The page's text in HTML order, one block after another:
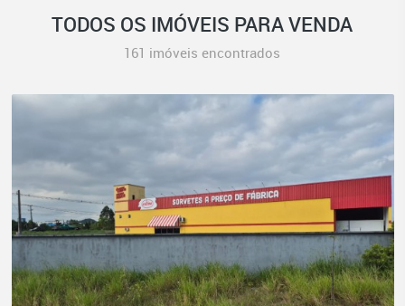
TODOS OS IMÓVEIS PARA VENDA
161 imóveis encontrados